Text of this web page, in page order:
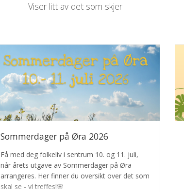
Viser litt av det som skjer
Sommerdager på Øra 2026
Få med deg folkeliv i sentrum 10. og 11. juli,
når årets utgave av Sommerdager på Øra
arrangeres. Her finner du oversikt over det som
skal se - vi treffes!🌸